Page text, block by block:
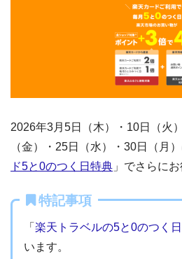
2026年3月5日（木）・10日（火
（金）・25日（水）・30日（月）
ド5と0のつく日特典 」でさらにお
特記事項
「 楽天トラベルの5と0のつく日
います。